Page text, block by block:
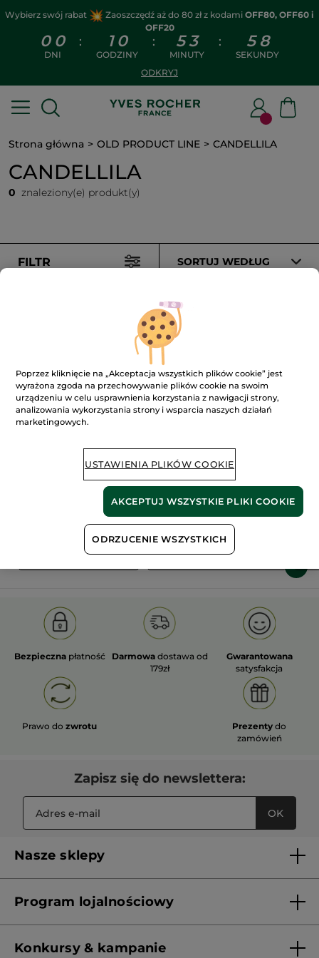
Wybierz swój rabat Zaoszczędź aż do 80 zł z kodami OFF80, OFF60 i
OFF20
0 0
DNI
: 1 0
GODZINY
: 53
MINUTY
: 5 8
SEKUNDY
ODKRYJ
Strona główna OLD PRODUCT LINE CANDELLILA
CANDELLILA
0 znaleziony(e) produkt(y)
FILTR SORTUJ WEDŁUG
roślinne
pól organicznych
Pokaż więcej
OLD PRODUCT LINE LES DEODORANTS NAT.
Bezpieczna płatność Darmowa dostawa od
179zł
Gwarantowana
satysfakcja
Prawo dozwrotu Prezenty do
zamówień
Zapisz się do newslettera:
OK
Nasze sklepy
Franczyza
Program lojalnościowy
Konkursy & kampanie
Poprzez kliknięcie na „Akceptacja wszystkich plików cookie” jest
wyrażona zgoda na przechowywanie plików cookie na swoim
urządzeniu w celu usprawnienia korzystania z nawigacji strony,
analizowania wykorzystania strony i wsparcia naszych działań
marketingowych.
USTAWIENIA PLIKÓW COOKIE
ODRZUCENIE WSZYSTKICH
AKCEPTUJ WSZYSTKIE PLIKI COOKIE